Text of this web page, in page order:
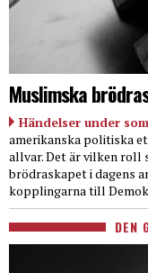
Muslimska
Händelser under
amerikanska politiska
allvar. Det är vilken roll
brödraskapet i dagens
kopplingarna till
DEN